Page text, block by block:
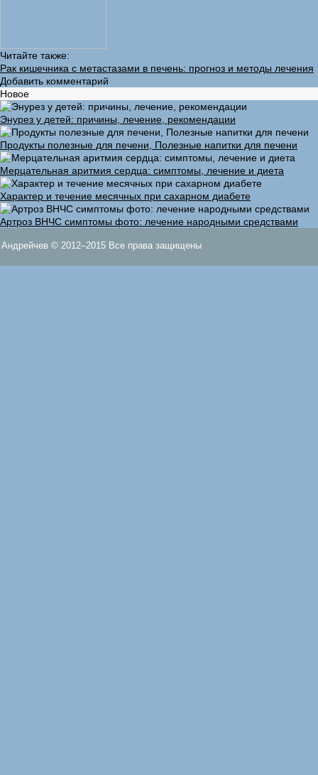
Читайте также:
Рак кишечника с метастазами в печень: прогноз и методы лечения
Добавить комментарий
Новое
Энурез у детей: причины, лечение, рекомендации
Продукты полезные для печени, Полезные напитки для печени
Мерцательная аритмия сердца: симптомы, лечение и диета
Характер и течение месячных при сахарном диабете
Артроз ВНЧС симптомы фото: лечение народными средствами
Андрейчев © 2012–2015 Все права защищены